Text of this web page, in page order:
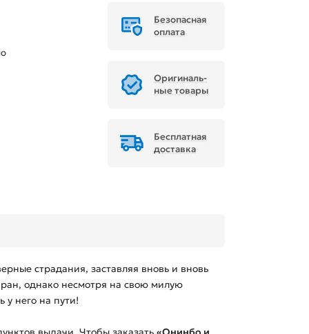
Безопасная
оплата
Ори­ги­наль­
ные товары
Бесплатная
доставка
страдания, заставляя вновь и вновь
однако несмотря на свою милую
у него на пути!